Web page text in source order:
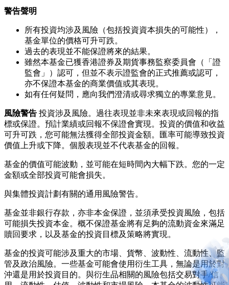
警告聲明
所有投資均涉及風險（包括投資資本損失的可能性），
基金單位的價格可升可跌。
過去的表現並不能保證將來的結果。
雖然本基金已獲香港證券及期貨事務監察委員會（「證
監會」）認可，但並不表示證監會的正式推薦或認可，
亦不保證本基金的商業價值或其表現。
如有任何疑問，應向我們澄清或尋求獨立的專業意見。
風險警告 投資涉及風險。過往表現並非未來表現或回報的指
標或保證。預計業績或回報不保證會實現。投資的價值和收益
可升可跌，您可能無法獲得全部投資金額。匯率可能導致投資
價值上升或下降。個股表現並不代表基金的回報。
基金的價值可能波動，並可能在短時間內大幅下跌。您的一定
金額或全部投資可能會損失。
與集體投資計劃有關的通用風險警告。
基金並非銀行存款，亦非本金保證，並須承受投資風險，包括
可能損失投資本金。概不保證基金將有足夠的流動資金來滿足
贖回要求，以及基金的投資目標及策略將實現。
基金的投資可能涉及重大的市場、貨幣、波動性、流動性、監
管及政治風險。一些基金可能會使用衍生工具，無論是用於對
沖還是用於投資目的。與衍生品相關的風險包括交易對手/信